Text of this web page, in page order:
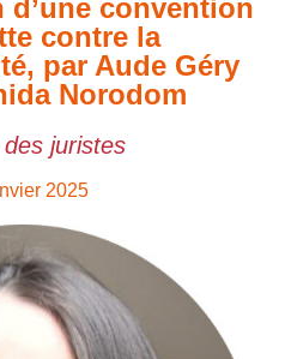
d’une convention
contre la
par Aude Géry
Norodom
juristes
2025